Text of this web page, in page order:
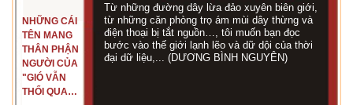
NHỮNG CÁI
TÊN MANG
THÂN PHẬN
NGƯỜI CỦA
"GIÓ VẪN
THỔI QUA
Từ những đường dây lừa đảo xuyên biên giới,
từ những căn phòng trọ ám mùi dây thừng và
điện thoại bị tắt nguồn…, tôi muốn bạn đọc
bước vào thế giới lạnh lẽo và dữ dội của thời
đại dữ liệu,... (DƯƠNG BÌNH NGUYÊN)